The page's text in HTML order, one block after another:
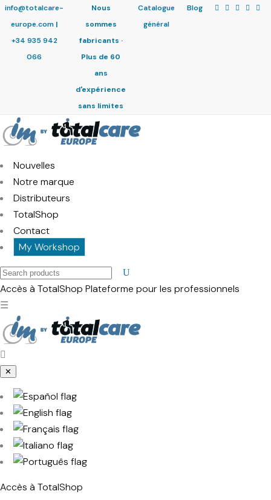
info@totalcare-
europe.com|
+34 935 942
066
Nous
sommes
fabricants ·
Plus de 60
ans
d'expérience
sans limites
Catalogue
général
Blog
Nouvelles
Notre marque
Distributeurs
TotalShop
Contact
My Workshop
Search
products
Accès à TotalShop Plateforme pour les professionnels
☰
✕
Accès à TotalShop